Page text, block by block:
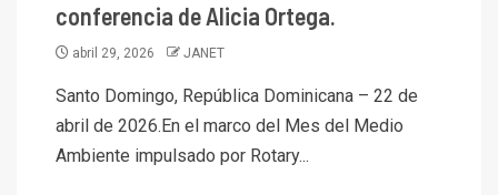
conferencia de Alicia Ortega.
abril 29, 2026 JANET
Santo Domingo, República Dominicana – 22 de
abril de 2026.En el marco del Mes del Medio
Ambiente impulsado por Rotary...